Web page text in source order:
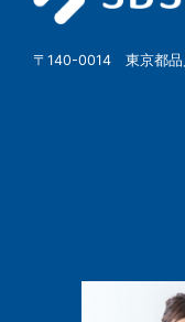
〒140-0014 東京都